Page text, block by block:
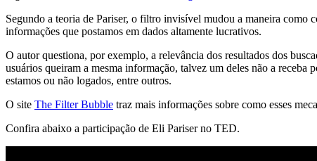
Segundo a teoria de Pariser, o filtro invisível mudou a maneira como
informações que postamos em dados altamente lucrativos.
O autor questiona, por exemplo, a relevância dos resultados dos
usuários queiram a mesma informação, talvez um deles não a
estamos ou não logados, entre outros.
O site The Filter Bubble traz mais informações sobre como esses
Confira abaixo a participação de Eli Pariser no TED.